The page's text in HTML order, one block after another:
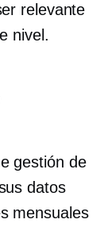
relevante
nivel.
gestión de
datos
mensuales